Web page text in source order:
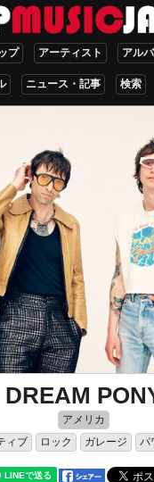
プ アーティスト アル
ニュース・記事 検索
DREAM
アメリカ
ィブ
ロック ガレージ パ